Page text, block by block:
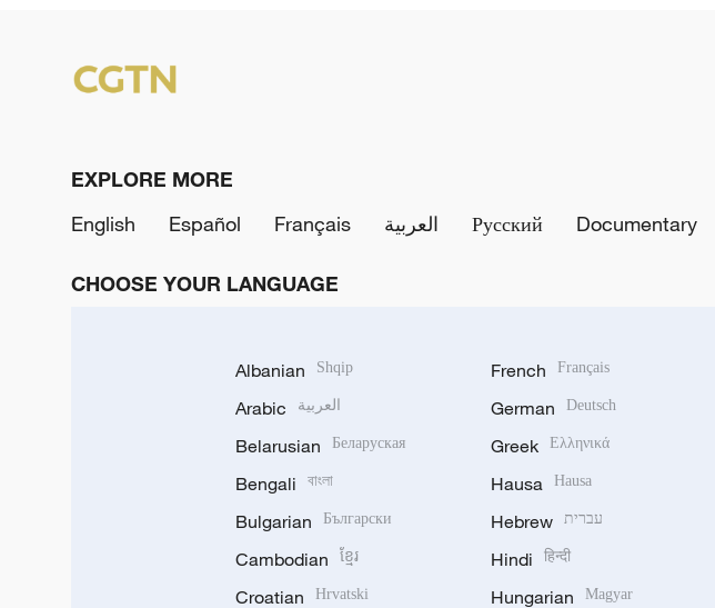
EXPLORE MORE
English
Español Français العربية Русский Documentary
CHOOSE YOUR LANGUAGE
Albanian Shqip
Arabic العربية
Belarusian Беларуская
Bengali বাংলা
Bulgarian Български
Cambodian ខ្មែរ
Croatian Hrvatski
French Français
German Deutsch
Greek Ελληνικά
Hausa Hausa
Hebrew עברית
Hindi हिन्दी
Hungarian Magyar